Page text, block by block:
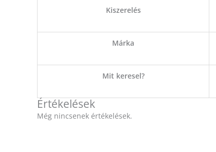
Kiszerelés
Márka
Mit keresel?
Értékelések
Még nincsenek értékelések.